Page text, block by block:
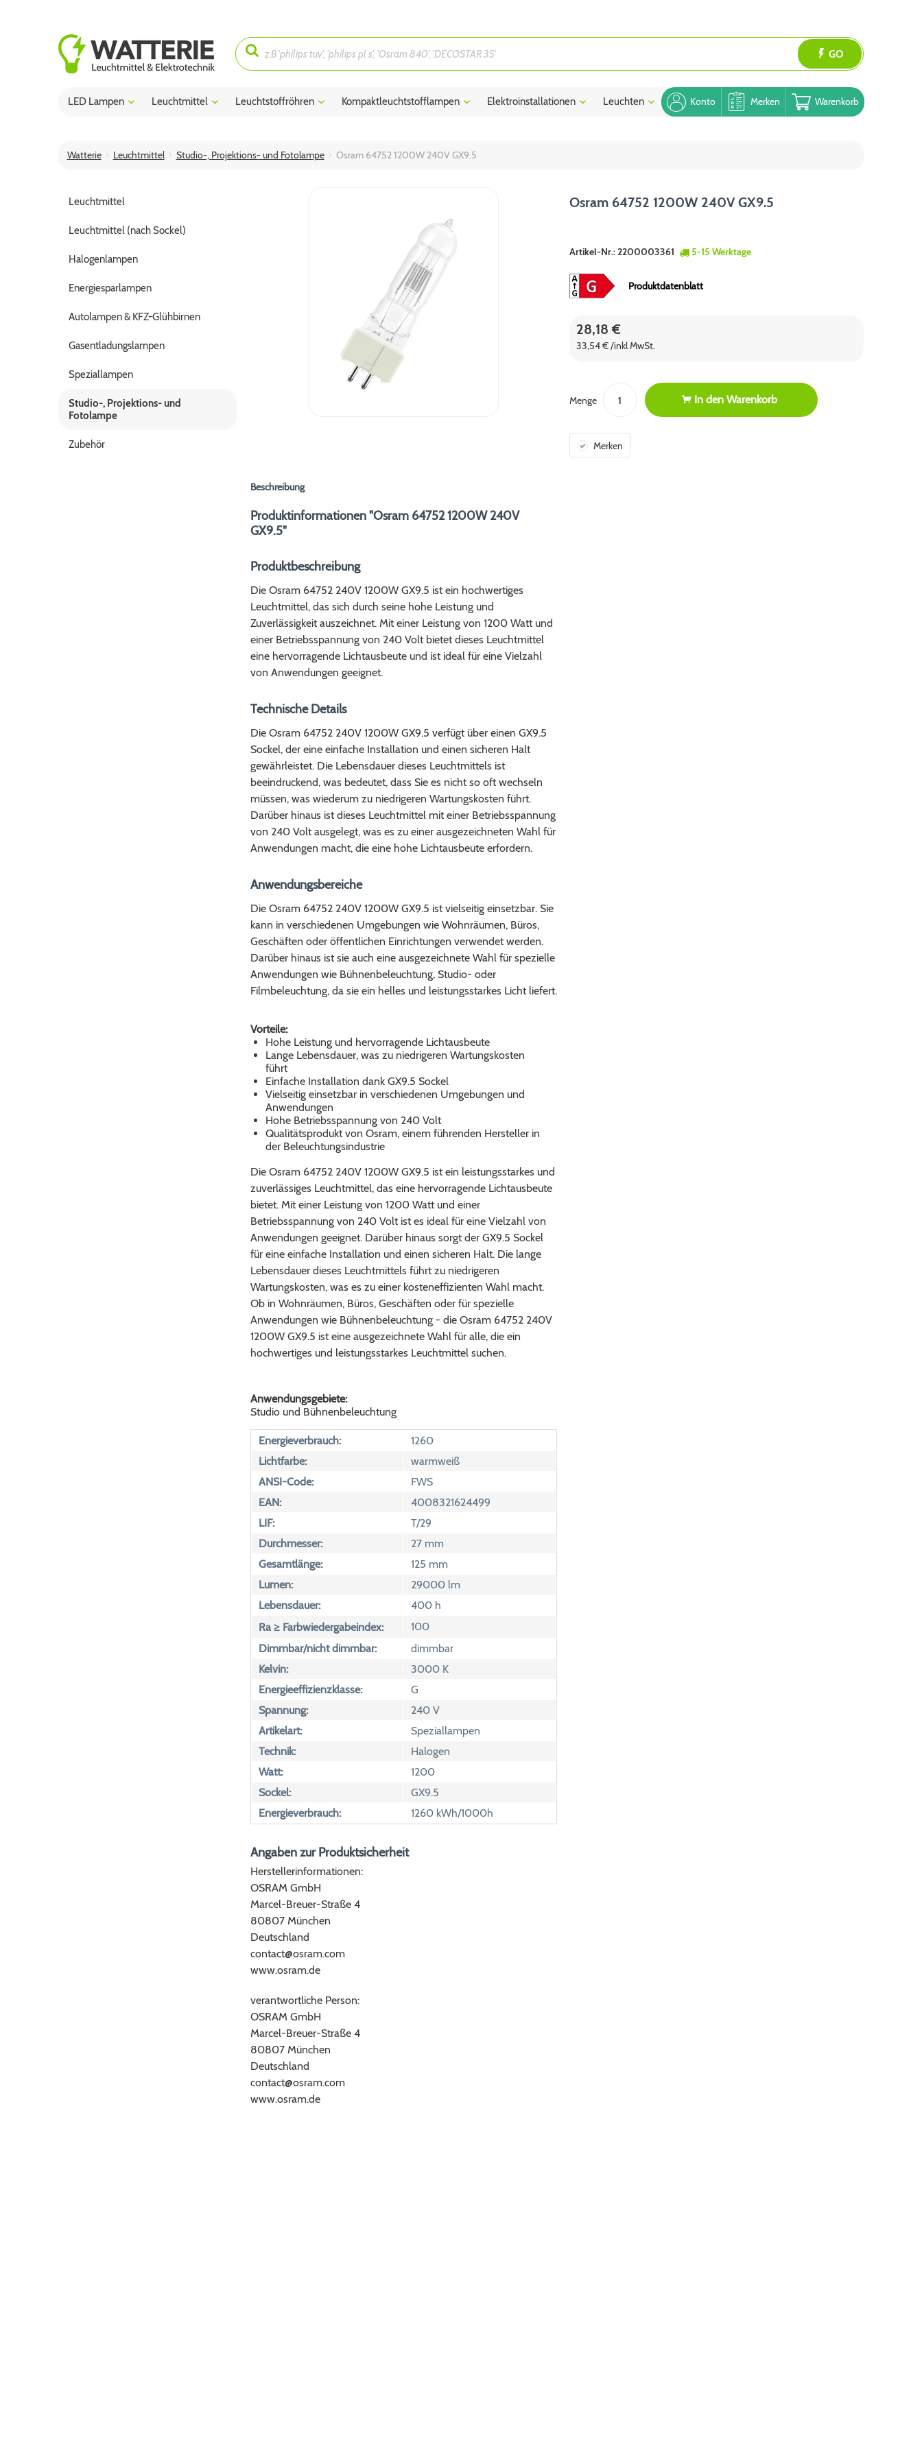
GO
Konto Merken Warenkorb
LED Lampen Leuchtmittel Leuchtstoffröhren Kompaktleuchtstofflampen Elektroinstallationen Leuchten Blog
Watterie Leuchtmittel Studio-, Projektions- und Fotolampe Osram 64752 1200W 240V GX9.5
Leuchtmittel
Leuchtmittel (nach Sockel)
Halogenlampen
Energiesparlampen
Autolampen & KFZ-Glühbirnen
Gasentladungslampen
Speziallampen
Studio-, Projektions- und
Fotolampe
Zubehör
Osram 64752 1200W 240V GX9.5
Artikel-Nr.:2200003361 5-15 Werktage
Produktdatenblatt
28,18 €
33,54 € /inkl MwSt.
Menge In den Warenkorb
Merken
Beschreibung
Produktinformationen "Osram 64752 1200W 240V
GX9.5"
Produktbeschreibung
Die Osram 64752 240V 1200W GX9.5 ist ein hochwertiges
Leuchtmittel, das sich durch seine hohe Leistung und
Zuverlässigkeit auszeichnet. Mit einer Leistung von 1200 Watt und
einer Betriebsspannung von 240 Volt bietet dieses Leuchtmittel
eine hervorragende Lichtausbeute und ist ideal für eine Vielzahl
von Anwendungen geeignet.
Technische Details
Die Osram 64752 240V 1200W GX9.5 verfügt über einen GX9.5
Sockel, der eine einfache Installation und einen sicheren Halt
gewährleistet. Die Lebensdauer dieses Leuchtmittels ist
beeindruckend, was bedeutet, dass Sie es nicht so oft wechseln
müssen, was wiederum zu niedrigeren Wartungskosten führt.
Darüber hinaus ist dieses Leuchtmittel mit einer Betriebsspannung
von 240 Volt ausgelegt, was es zu einer ausgezeichneten Wahl für
Anwendungen macht, die eine hohe Lichtausbeute erfordern.
Anwendungsbereiche
Die Osram 64752 240V 1200W GX9.5 ist vielseitig einsetzbar. Sie
kann in verschiedenen Umgebungen wie Wohnräumen, Büros,
Geschäften oder öffentlichen Einrichtungen verwendet werden.
Darüber hinaus ist sie auch eine ausgezeichnete Wahl für spezielle
Anwendungen wie Bühnenbeleuchtung, Studio- oder
Filmbeleuchtung, da sie ein helles und leistungsstarkes Licht liefert.
Vorteile:
Hohe Leistung und hervorragende Lichtausbeute
Lange Lebensdauer, was zu niedrigeren Wartungskosten
führt
Einfache Installation dank GX9.5 Sockel
Vielseitig einsetzbar in verschiedenen Umgebungen und
Anwendungen
Hohe Betriebsspannung von 240 Volt
Qualitätsprodukt von Osram, einem führenden Hersteller in
der Beleuchtungsindustrie
Die Osram 64752 240V 1200W GX9.5 ist ein leistungsstarkes und
zuverlässiges Leuchtmittel, das eine hervorragende Lichtausbeute
bietet. Mit einer Leistung von 1200 Watt und einer
Betriebsspannung von 240 Volt ist es ideal für eine Vielzahl von
Anwendungen geeignet. Darüber hinaus sorgt der GX9.5 Sockel
für eine einfache Installation und einen sicheren Halt. Die lange
Lebensdauer dieses Leuchtmittels führt zu niedrigeren
Wartungskosten, was es zu einer kosteneffizienten Wahl macht.
Ob in Wohnräumen, Büros, Geschäften oder für spezielle
Anwendungen wie Bühnenbeleuchtung - die Osram 64752 240V
1200W GX9.5 ist eine ausgezeichnete Wahl für alle, die ein
hochwertiges und leistungsstarkes Leuchtmittel suchen.
Anwendungsgebiete:
Studio und Bühnenbeleuchtung
Energieverbrauch:
1260
Lichtfarbe:
warmweiß
ANSI-Code:
FWS
EAN:
4008321624499
LIF:
T/29
Durchmesser:
27 mm
Gesamtlänge:
125 mm
Lumen:
29000 lm
Lebensdauer:
400 h
Ra ≥ Farbwiedergabeindex:
100
Dimmbar/nicht dimmbar:
dimmbar
Kelvin:
3000 K
Energieeffizienzklasse:
G
Spannung:
240 V
Artikelart:
Speziallampen
Technik:
Halogen
Watt:
1200
Sockel:
GX9.5
Energieverbrauch:
1260 kWh/1000h
Angaben zur Produktsicherheit
Herstellerinformationen:
OSRAM GmbH
Marcel-Breuer-Straße 4
80807 München
Deutschland
contact@osram.com
www.osram.de
verantwortliche Person:
OSRAM GmbH
Marcel-Breuer-Straße 4
80807 München
Deutschland
contact@osram.com
www.osram.de